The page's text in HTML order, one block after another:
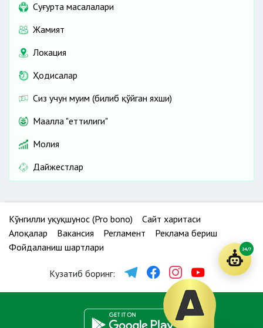
Cуғурта масалалари
Жамият
Локация
Ҳодисалар
Сиз учун муҳим (билиб қўйган яхши)
Маҳалла "еттилиги"
Молия
Дайжестлар
Кўнгилли ҳуқуқшунос (Pro bono)
Сайт харитаси
Алоқалар
Вакансия Регламент
Реклама бериш
Фойдаланиш шартлари
Кузатиб боринг:
24/7